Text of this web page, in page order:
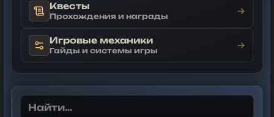
Квесты
Прохождения и награды →
Игровые механики
Гайды и системы игры →